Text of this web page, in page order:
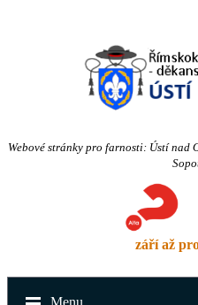
Webové stránky pro farnosti: Ústí nad
září až
Menu